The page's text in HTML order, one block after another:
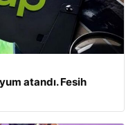
atandı. Fesih